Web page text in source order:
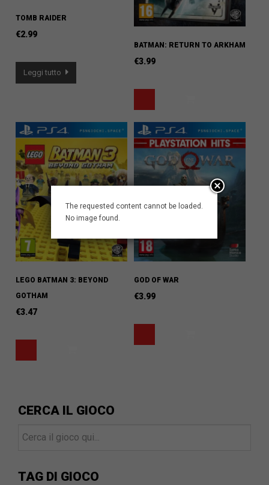
TOMB RAIDER
€2.99
Leggi tutto
BATMAN: RETURN TO ARKHAM
€3.99
LEGO BATMAN 3: BEYOND
GOTHAM
€3.47
GOD OF WAR
€3.99
CERCA IL GIOCO
TAG DI GIOCO
The requested content cannot be loaded.
No image found.